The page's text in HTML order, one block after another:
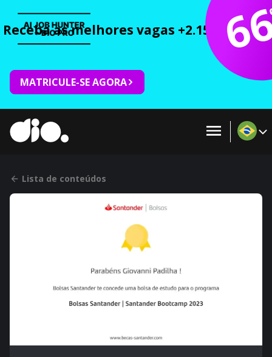
Receba as melhores vagas +2.150 cursos
MATRICULE-SE AGORA
Lista de conteúdos